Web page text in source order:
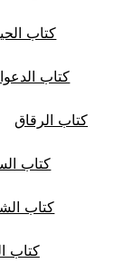
كتاب
كتاب
كتاب الرقاق
كتاب
كتاب
كتاب